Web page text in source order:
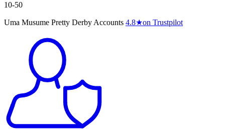
10-50
Uma Musume Pretty Derby Accounts 4.8★on Trustpilot